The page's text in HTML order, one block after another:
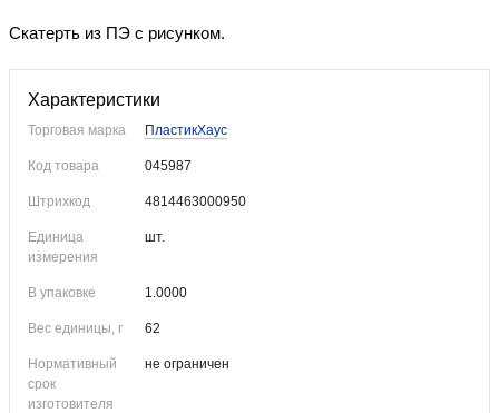
Скатерть из ПЭ с рисунком.
Характеристики
Торговая марка ПластикХаус
Код товара 045987
Штрихкод 4814463000950
Единица
измерения
шт.
В упаковке 1.0000
Вес единицы, г 62
Нормативный
срок
изготовителя
не ограничен